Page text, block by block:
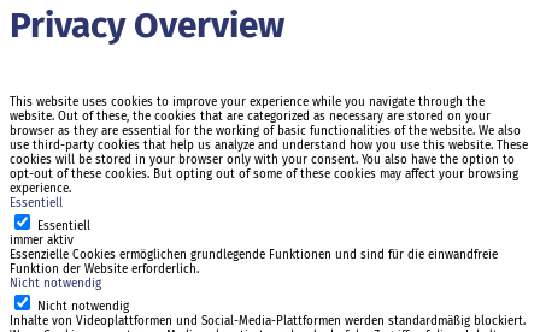
Privacy Overview
This website uses cookies to improve your experience while you navigate through the
website. Out of these, the cookies that are categorized as necessary are stored on your
browser as they are essential for the working of basic functionalities of the website. We also
use third-party cookies that help us analyze and understand how you use this website. These
cookies will be stored in your browser only with your consent. You also have the option to
opt-out of these cookies. But opting out of some of these cookies may affect your browsing
experience.
Essentiell
Essentiell
immer aktiv
Essenzielle Cookies ermöglichen grundlegende Funktionen und sind für die einwandfreie
Funktion der Website erforderlich.
Nicht notwendig
Nicht notwendig
Inhalte von Videoplattformen und Social-Media-Plattformen werden standardmäßig blockiert.